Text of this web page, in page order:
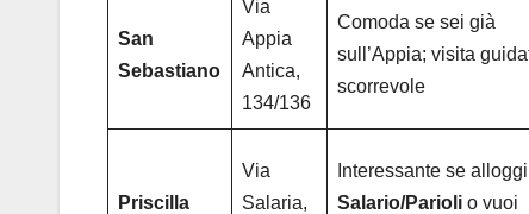
San
Sebastiano
Via
Appia
Antica,
134/136
Comoda se sei già
sull’Appia; visita
scorrevole
Priscilla
Via
Salaria,
Interessante se
Salario/Parioli o vuoi